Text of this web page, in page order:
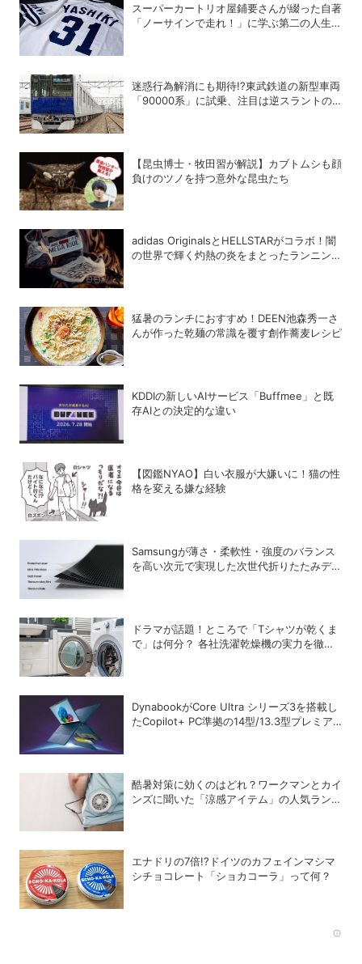
スーパーカートリオ屋鋪要さんが綴った自著
「ノーサインで走れ！」に学ぶ第二の人生の
迷惑行為解消にも期待!?東武鉄道の新型車両
「90000系」に試乗、注目は逆スラントの
【昆虫博士・牧田習が解説】カブトムシも顔
負けのツノを持つ意外な昆虫たち
adidas OriginalsとHELLSTARがコラボ！闇
の世界で輝く灼熱の炎をまとったランニング
猛暑のランチにおすすめ！DEEN池森秀一さ
んが作った乾麺の常識を覆す創作蕎麦レシピ
KDDIの新しいAIサービス「Buffmee」と既
存AIとの決定的な違い
【図鑑NYAO】白い衣服が大嫌いに！猫の性
格を変える嫌な経験
Samsungが薄さ・柔軟性・強度のバランス
を高い次元で実現した次世代折りたたみデバ
ドラマが話題！ところで「Tシャツが乾くま
で」は何分？ 各社洗濯乾燥機の実力を徹底
DynabookがCore Ultra シリーズ3を搭載し
たCopilot+ PC準拠の14型/13.3型プレミア
酷暑対策に効くのはどれ？ワークマンとカイ
ンズに聞いた「涼感アイテム」の人気ランキ
エナドリの7倍!?ドイツのカフェインマシマ
シチョコレート「ショカコーラ」って何？